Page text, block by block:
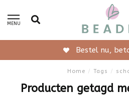
MENU
Bestel nu,
Home / Tags /
Producten getagd